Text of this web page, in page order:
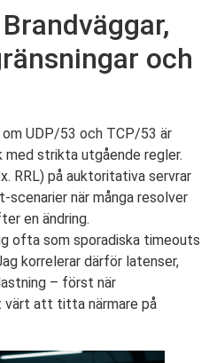
och
UDP/53 och TCP/53 är
med strikta utgående regler.
RRL) på auktoritativa servrar
när många resolver
en ändring.
ofta som sporadiska timeouts
korrelerar därför latenser,
– först när
värt att titta närmare på